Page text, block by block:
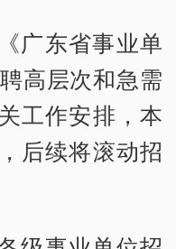
广东省事业单
高层次和急需
工作安排，本
后续将滚动招